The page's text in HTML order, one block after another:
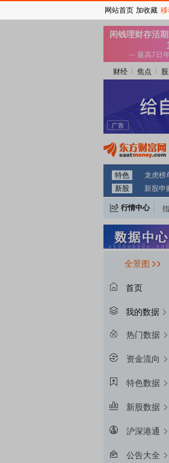
财经 焦点
特色 龙虎榜
新股
新股申
行情中心
全景图
首页
我的数据
热门数据
资金流向
特色数据
新股数据
沪深港通
公告大全
网站首页 加收藏